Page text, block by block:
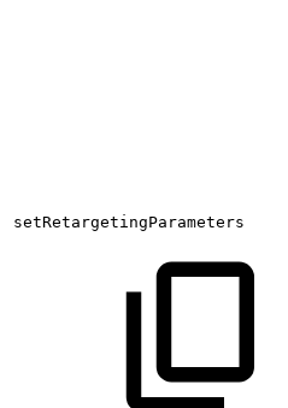
setRetargetingParameters